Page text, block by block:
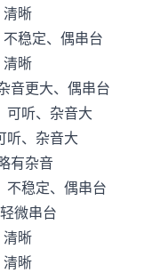
、偶串台
、偶串台
杂音大
音大
音
、偶串台
台